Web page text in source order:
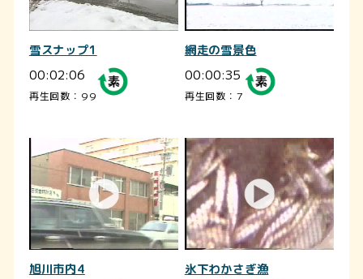
雪スナップ1
00:02:06
再生回数：99
網走の雪景色
00:00:35
再生回数：7
旭川市内4 氷下わかさぎ漁